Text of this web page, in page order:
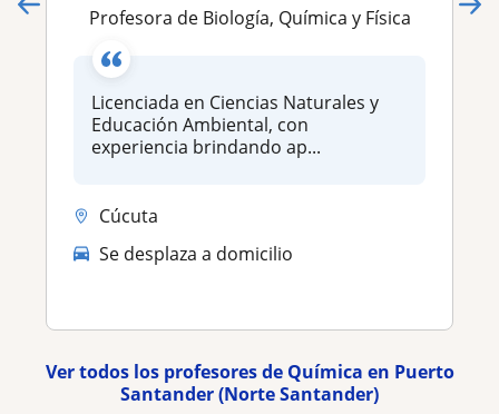
Profesora de Biología, Química y Física
Licenciada en Ciencias Naturales y
Educación Ambiental, con
experiencia brindando ap...
Cúcuta
Se desplaza a domicilio
Ver todos los profesores de Química en Puerto
Santander (Norte Santander)